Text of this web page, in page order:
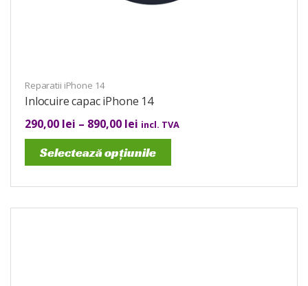
Reparatii iPhone 14
Inlocuire capac iPhone 14
290,00 lei – 890,00 lei incl. TVA
Selectează opțiunile